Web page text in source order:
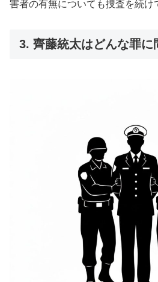
害者の有無についても捜査を続け
3. 齊藤統太はどんな罪に